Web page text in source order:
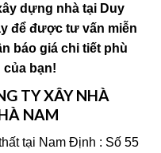
dựng nhà tại Duy
để được tư vấn miễn
báo giá chi tiết phù
của bạn!
TY XÂY NHÀ
NAM
tại Nam Định : Số 55